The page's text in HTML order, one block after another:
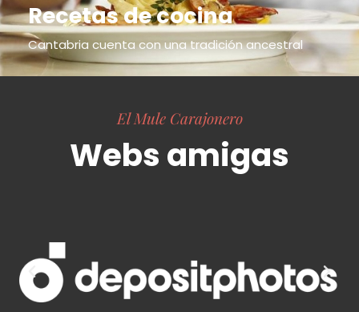
Recetas de cocina
Cantabria cuenta con una tradición ancestral
El Mule Carajonero
Webs amigas